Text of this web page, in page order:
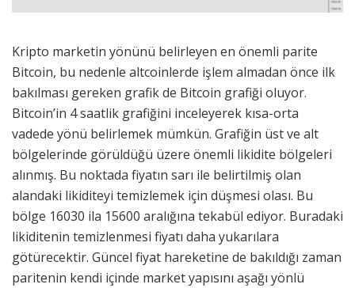
Kripto marketin yönünü belirleyen en önemli parite
Bitcoin, bu nedenle altcoinlerde işlem almadan önce ilk
bakılması gereken grafik de Bitcoin grafiği oluyor.
Bitcoin’in 4 saatlik grafiğini inceleyerek kısa-orta
vadede yönü belirlemek mümkün. Grafiğin üst ve alt
bölgelerinde görüldüğü üzere önemli likidite bölgeleri
alınmış. Bu noktada fiyatın sarı ile belirtilmiş olan
alandaki likiditeyi temizlemek için düşmesi olası. Bu
bölge 16030 ila 15600 aralığına tekabül ediyor. Buradaki
likiditenin temizlenmesi fiyatı daha yukarılara
götürecektir. Güncel fiyat hareketine de bakıldığı zaman
paritenin kendi içinde market yapısını aşağı yönlü